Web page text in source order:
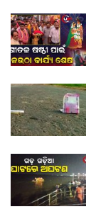
ବେପାର ବଣିଜ
ଜାଣିବା କଥା
ହାଣ୍ଡିଶାଳ
ସଂସ୍କୃତି
ମନୋରଂଜନ
ଖେଳ ଖବର